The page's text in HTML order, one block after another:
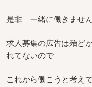
是非 一緒に働きませ
求人募集の広告は殆ど
れてないので
これから働こうと考え